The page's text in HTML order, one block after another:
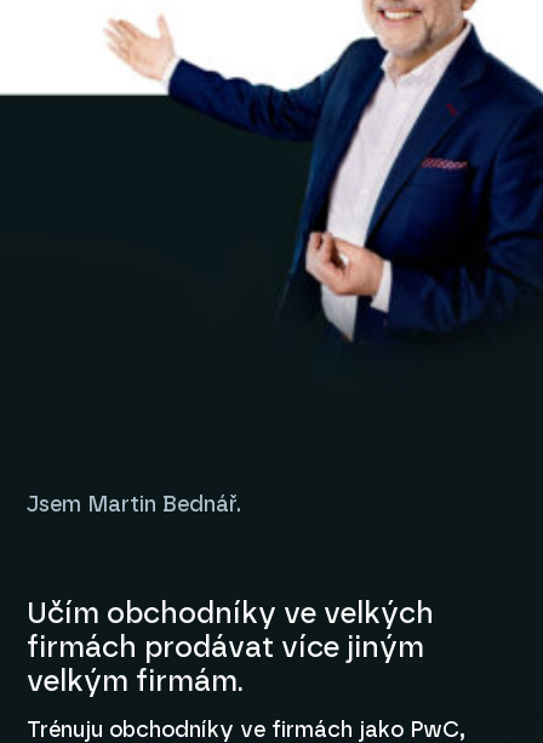
Jsem Martin Bednář.
Učím obchodníky ve velkých
firmách prodávat více jiným
velkým firmám.
Trénuju obchodníky ve firmách jako PwC,